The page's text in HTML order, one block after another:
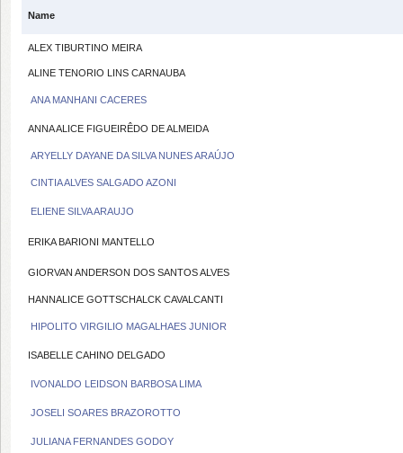
Name
ALEX TIBURTINO MEIRA
ALINE TENORIO LINS CARNAUBA
ANA MANHANI CACERES
ANNA ALICE FIGUEIRÊDO DE ALMEIDA
ARYELLY DAYANE DA SILVA NUNES ARAÚJO
CINTIA ALVES SALGADO AZONI
ELIENE SILVA ARAUJO
ERIKA BARIONI MANTELLO
GIORVAN ANDERSON DOS SANTOS ALVES
HANNALICE GOTTSCHALCK CAVALCANTI
HIPOLITO VIRGILIO MAGALHAES JUNIOR
ISABELLE CAHINO DELGADO
IVONALDO LEIDSON BARBOSA LIMA
JOSELI SOARES BRAZOROTTO
JULIANA FERNANDES GODOY